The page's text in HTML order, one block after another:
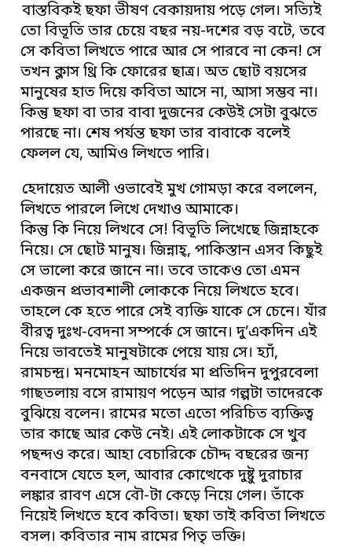
বাস্তবিকই ছফা ভীষণ বেকায়দায় পড়ে গেল। সত্যিই
তো বিভূতি তার চেয়ে বছর নয়-দশের বড় বটে, তবে
সে কবিতা লিখতে পারে আর সে পারবে না কেন! সে
তখন ক্লাস থ্রি কি ফোরের ছাত্র। অত ছোট বয়সের
মানুষের হাত দিয়ে কবিতা আসে না, আসা সম্ভব না।
কিন্তু ছফা বা তার বাবা দুজনের কেউই সেটা বুঝতে
পারছে না। শেষ পর্যন্ত ছফা তার বাবাকে বলেই
ফেলল যে, আমিও লিখতে পারি।
হেদায়েত আলী ওভাবেই মুখ গোমড়া করে বললেন,
লিখতে পারলে লিখে দেখাও আমাকে।
কিন্তু কি নিয়ে লিখবে সে! বিভূতি লিখেছে জিন্নাহকে
নিয়ে। সে ছোট মানুষ। জিন্নাহ্, পাকিস্তান এসব কিছুই
সে ভালো করে জানে না। তবে তাকেও তো এমন
একজন প্রভাবশালী লোককে নিয়ে লিখতে হবে।
তাহলে কে হতে পারে সেই ব্যক্তি যাকে সে চেনে। যাঁর
বীরত্ব দুঃখ-বেদনা সম্পর্কে সে জানে। দু’একদিন এই
নিয়ে ভাবতেই মানুষটাকে পেয়ে যায় সে। হ্যাঁ,
রামচন্দ্র। মনমোহন আচার্যের মা প্রতিদিন দুপুরবেলা
গাছতলায় বসে রামায়ণ পড়েন আর গল্পটা তাদেরকে
বুঝিয়ে বলেন। রামের মতো এতো পরিচিত ব্যক্তিত্ব
তার কাছে আর কেউ নেই। এই লোকটাকে সে খুব
পছন্দও করে। আহা বেচারিকে চৌদ্দ বছরের জন্য
বনবাসে যেতে হল, আবার কোত্থেকে দুষ্টু দুরাচার
লঙ্কার রাবণ এসে বৌ-টা কেড়ে নিয়ে গেল। তাঁকে
নিয়েই লিখতে হবে কবিতা। ছফা তাই কবিতা লিখতে
বসল। কবিতার নাম রামের পিতৃ ভক্তি।